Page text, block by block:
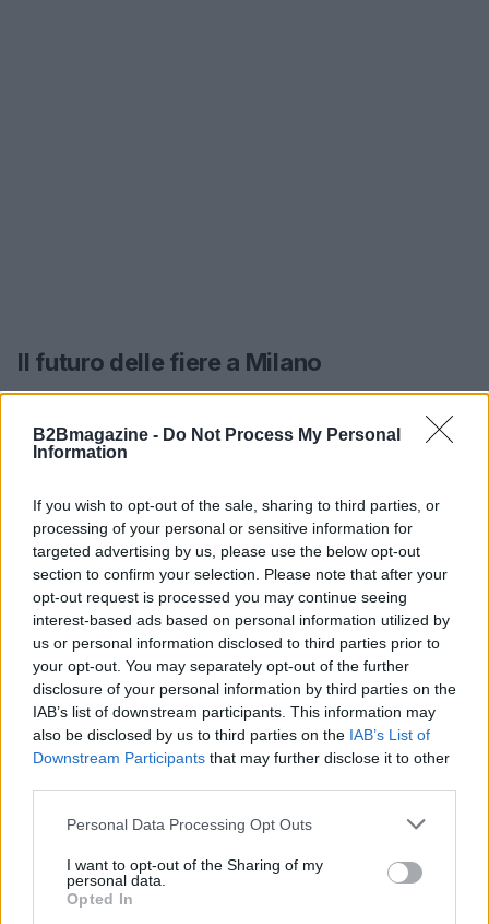
B2Bmagazine - Do Not Process My Personal
Information
If you wish to opt-out of the sale, sharing to third parties, or
processing of your personal or sensitive information for
targeted advertising by us, please use the below opt-out
section to confirm your selection. Please note that after your
opt-out request is processed you may continue seeing
interest-based ads based on personal information utilized by
us or personal information disclosed to third parties prior to
your opt-out. You may separately opt-out of the further
disclosure of your personal information by third parties on the
IAB’s list of downstream participants. This information may
also be disclosed by us to third parties on the IAB’s List of
Downstream Participants that may further disclose it to other
Please note that this website/app uses one or more Google
not limited to your visit or usage behaviour. You may click to
grant or deny consent to Google and its third-party tags to
use your data for below specified purposes in below Google
Personal Data Processing Opt Outs
I want to opt-out of the Sharing of my
personal data.
Opted In
Il futuro delle fiere a Milano
ripensare la strategia fieristica. Grazie a un
conferma come un hub di opportunità per le
aziende. La collaborazione con esperti del settore
può fare la differenza nel posizionamento del brand
e nell’attrattiva verso il pubblico. Contattare team
specializzati come Smart Eventi e GURU Marketing
significa avvalersi di un know-how consolidato per
pianificare eventi di grande impatto. Insieme, è
possibile trasformare ogni partecipazione fieristica
in un momento indimenticabile e strategico per il
futuro dell’azienda.
AUTORE
AiAdhubMedia